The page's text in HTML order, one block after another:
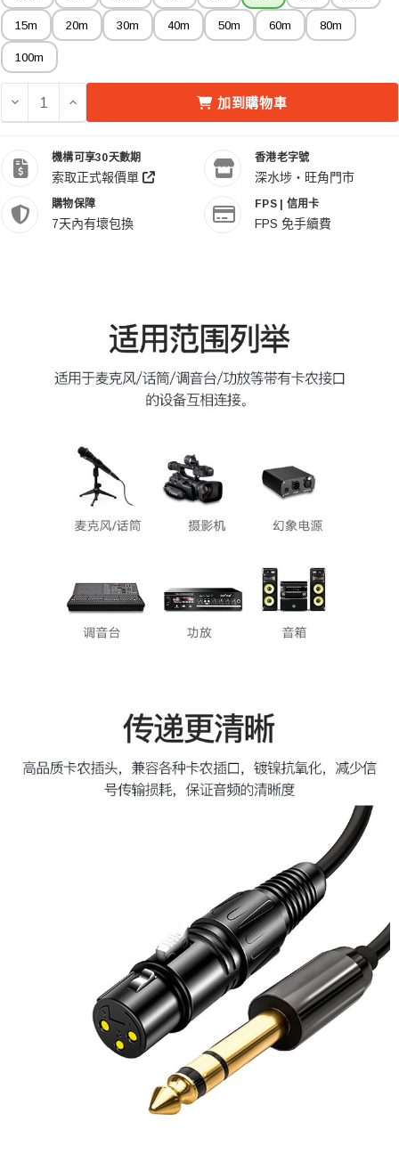
15m 20m 30m 40m 50m 60m 80m
100m
減少 XLR FEMALE CANNON TO 6.35MM TS MALE
增加 XLR FEMALE CANNON TO 6.35MM TS
加到購物車
機構可享30天數期
索取正式報價單
香港老字號
深水埗・旺角門市
購物保障
7天內有壞包換
FPS | 信用卡
FPS 免手續費